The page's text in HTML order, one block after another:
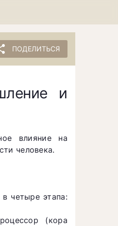
ПОДЕЛИТЬСЯ
и
влияние на
человека.
четыре этапа:
(кора